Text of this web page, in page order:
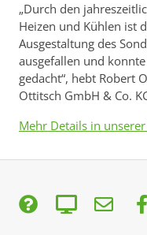
„Durch den
Heizen und Kühlen ist
Ausgestaltung des
ausgefallen und
gedacht“, hebt Robert
Ottitsch GmbH & Co.
Mehr Details in